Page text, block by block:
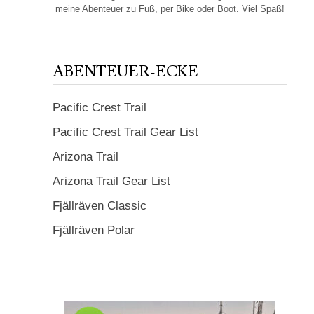
meine Abenteuer zu Fuß, per Bike oder Boot. Viel Spaß!
ABENTEUER-ECKE
Pacific Crest Trail
Pacific Crest Trail Gear List
Arizona Trail
Arizona Trail Gear List
Fjällräven Classic
Fjällräven Polar